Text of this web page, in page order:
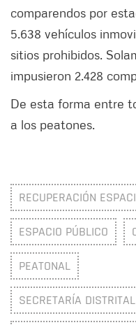
comparendos por
5.638 vehículos
sitios prohibidos.
impusieron 2.428
De esta forma entre
a los peatones.
RECUPERACIÓN
ESPACIO PÚBLICO
PEATONAL
SECRETARÍA